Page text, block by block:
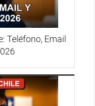
Teléfono, Email